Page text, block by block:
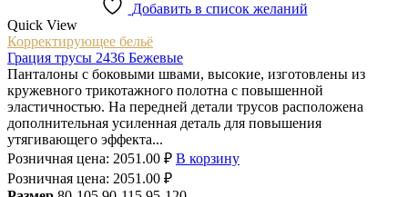
Добавить в список желаний
Quick View
Корректирующее бельё
Грация трусы 2436 Бежевые
Панталоны с боковыми швами, высокие, изготовлены из
кружевного трикотажного полотна с повышенной
эластичностью. На передней детали трусов расположена
дополнительная усиленная деталь для повышения
утягивающего эффекта...
Розничная цена: 2051.00 ₽ В корзину
Розничная цена: 2051.00 ₽